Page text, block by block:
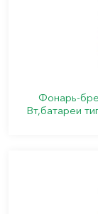
Фонарь-
Вт,батареи